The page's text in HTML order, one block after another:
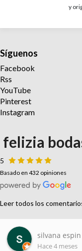
y
Síguenos
Facebook
Rss
YouTube
Pinterest
Instagram
felizia
5
Basado en 432 opiniones
Leer todos los
silvana
Hace 4 meses